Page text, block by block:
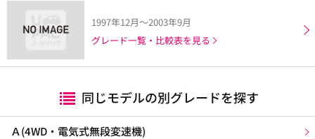
1997年12月～2003年9月
グレード一覧・比較表を見る
同じモデルの別グレードを探す
Ａ(4WD・電気式無段変速機)